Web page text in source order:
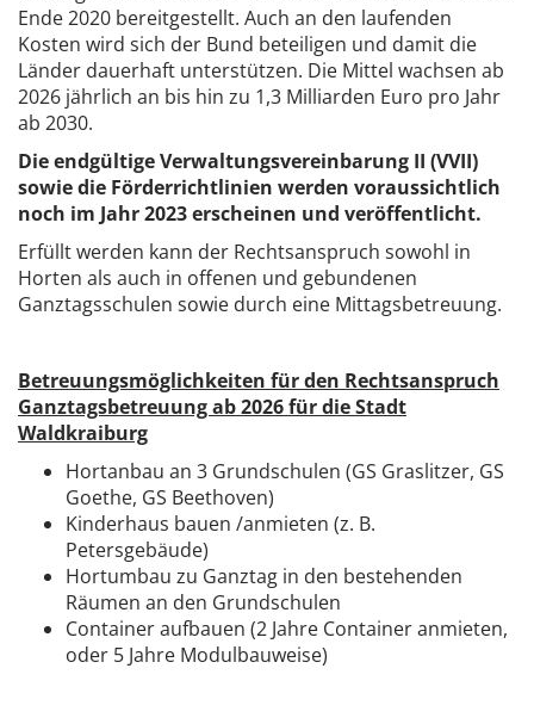
Ende 2020 bereitgestellt. Auch an den laufenden
Kosten wird sich der Bund beteiligen und damit die
Länder dauerhaft unterstützen. Die Mittel wachsen ab
2026 jährlich an bis hin zu 1,3 Milliarden Euro pro Jahr
ab 2030.
Die endgültige Verwaltungsvereinbarung II (VVII)
sowie die Förderrichtlinien werden voraussichtlich
noch im Jahr 2023 erscheinen und veröffentlicht.
Erfüllt werden kann der Rechtsanspruch sowohl in
Horten als auch in offenen und gebundenen
Ganztagsschulen sowie durch eine Mittagsbetreuung.
Betreuungsmöglichkeiten für den Rechtsanspruch
Ganztagsbetreuung ab 2026 für die Stadt
Waldkraiburg
Hortanbau an 3 Grundschulen (GS Graslitzer, GS
Goethe, GS Beethoven)
Kinderhaus bauen /anmieten (z. B.
Petersgebäude)
Hortumbau zu Ganztag in den bestehenden
Räumen an den Grundschulen
Container aufbauen (2 Jahre Container anmieten,
oder 5 Jahre Modulbauweise)